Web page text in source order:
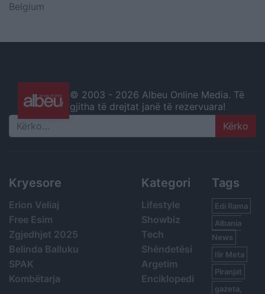
Belgium
© 2003 - 2026 Albeu Online Media. Të
gjitha të drejtat janë të rezervuara!
Search
Kryesore
Erion Veliaj
Free Esim
Zgjedhjet 2025
Belinda Balluku
SPAK
Kombëtarja
Kategori
Lifestyle
Showbiz
Tech
Shëndetësi
Argetim
Enciklopedi
Tags
Edi Rama
Albania
News
Ilir Meta
Piranjat
gazeta,